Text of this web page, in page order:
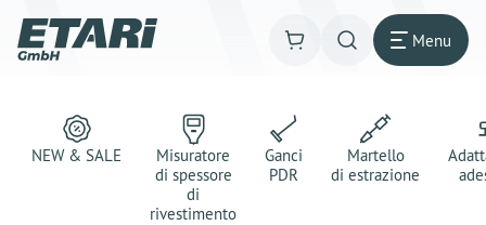
Menu
NEW & SALE
Misuratore
di spessore
di
rivestimento
Ganci
PDR
Martello
di estrazione